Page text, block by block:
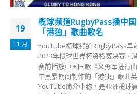
19
11 月
榄球频道RugbyPass播中
「港独」歌曲歌名
YouTube榄球频道RugbyPass早
2023年榄球世界杯资格赛决赛、
赛前播放中国国歌《义勇军进行
年黑暴期间制作的「港独」歌曲
YouTube简介中称，是亚洲榄球